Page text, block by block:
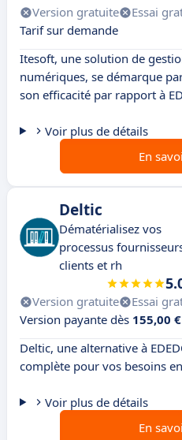
Version gratuite Essai
Tarif sur demande
Itesoft, une solution de
numériques, se démarque
son efficacité par rapport à
Voir plus de détails
En
Deltic
Dématérialisez vos
processus
clients et rh
Version gratuite Essai
Version payante dès 155,00
Deltic, une alternative à
complète pour vos besoins
Voir plus de détails
En